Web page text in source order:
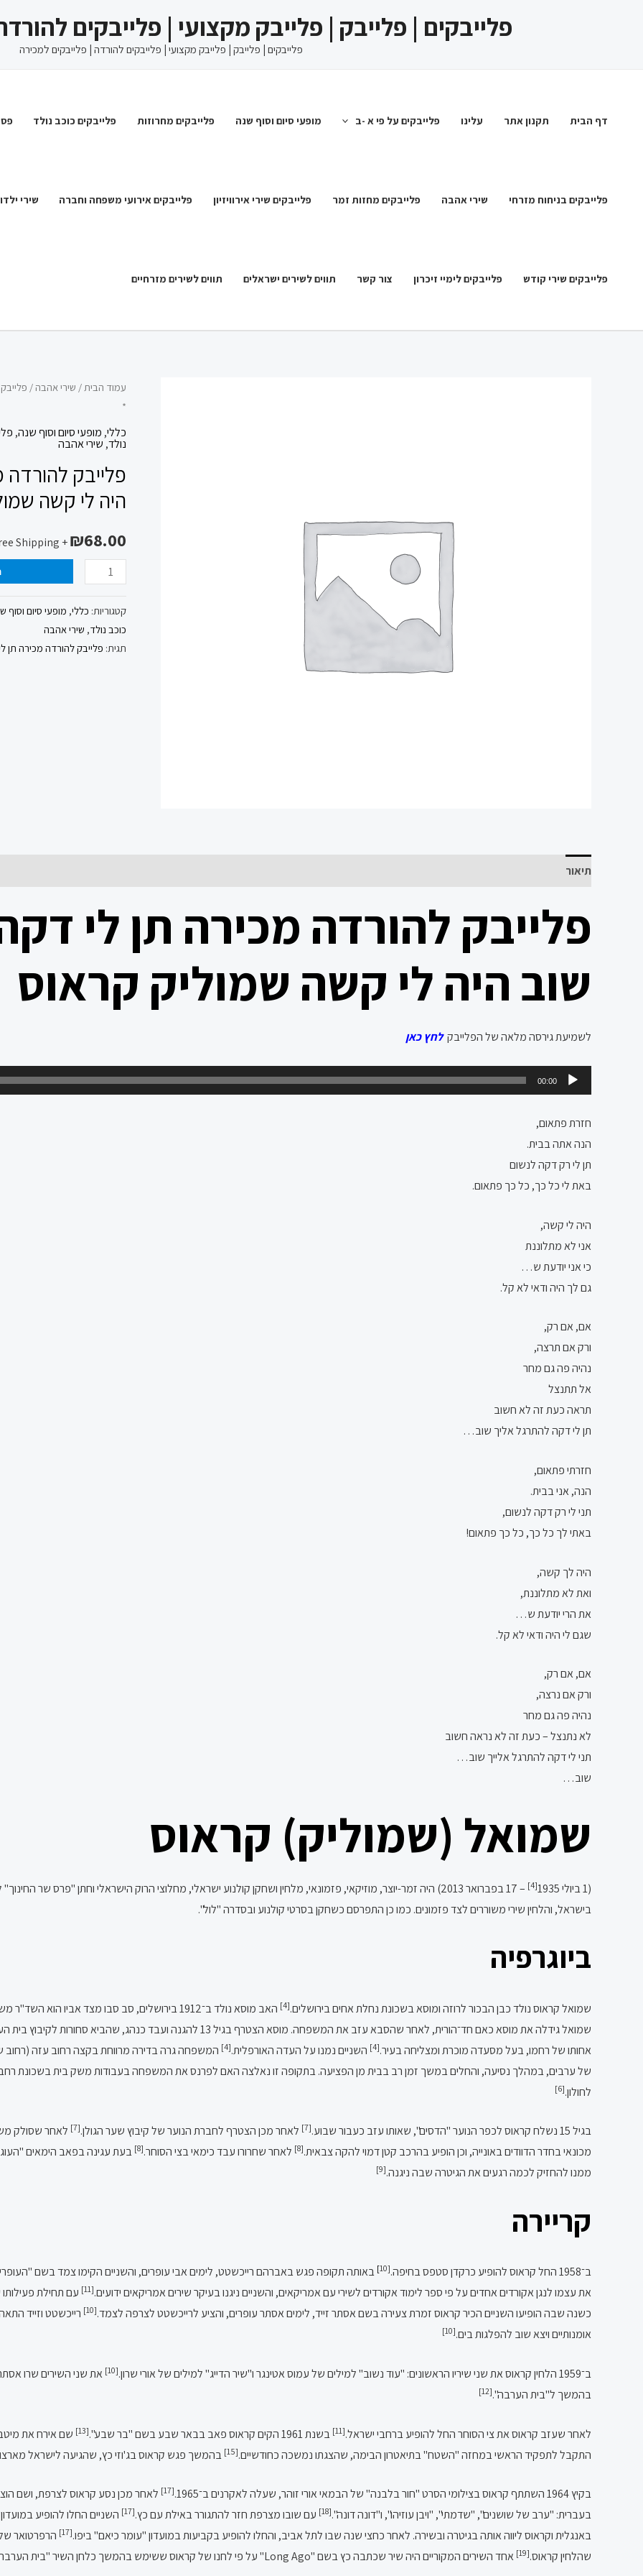
פלייבקים | פלייבק | פלייבק מקצועי | פלייבקים
פלייבקים | פלייבק | פלייבק מקצועי | פלייבקים להורדה | פלייבקים למכירה
דף הבית תקנון אתר עלינו פלייבקים על פי א -ב מופעי סיום וסוף שנה פלייבקים מחרוזות פלייבקים כוכב נולד
פלייבקים בניחוח מזרחי שירי אהבה פלייבקים מחזות זמר פלייבקים שירי אירוויזיון פלייבקים אירועי משפחה וחברה שירי
פלייבקים שירי קודש פלייבקים לימיי זיכרון צור קשר תווים לשירים ישראלים תווים לשירים מזרחיים
עמוד הבית/ שירי אהבה /
*
כללי, מופעי סיום וסוף שנה,
נולד,שירי אהבה
פלייבק
היה לי קשה
₪68.00
+ Free Shipping
כמות
של
פלייבק
להורדה
מכירה
לי
דקה
אליך
היה
לי
קטגוריות: כללי, מופעי סיום וסוף
כוכב נולד, שירי אהבה
תגית: פלייבק להורדה מכירה תן
תיאור
פלייבק להורדה מכירה תן לי
שוב היה לי קשה שמוליק קראוס
לשמיעת גירסה מלאה של הפלייבקלחץ כאן
אודיו
00:00
חזרת פתאום,
הנה אתה בבית.
תן לי רק דקה לנשום
באת לי כל כך, כל כך פתאום.
היה לי קשה,
אני לא מתלוננת
כי אני יודעת ש…
גם לך היה ודאי לא קל.
אם, אם רק,
ורק אם תרצה,
נהיה פה גם מחר
אל תתנצל
תראה כעת זה לא חשוב
תן לי דקה להתרגל אליך שוב…
חזרתי פתאום,
הנה, אני בבית.
תני לי רק דקה לנשום,
באתי לך כל כך, כל כך פתאום!
היה לך קשה,
ואת לא מתלוננת,
את הרי יודעת ש…
שגם לי היה ודאי לא קל.
אם, אם רק,
ורק אם נרצה,
נהיה פה גם מחר
לא נתנצל – כעת זה לא נראה חשוב
תני לי דקה להתרגל אלייך שוב…
שוב…
שמואל (שמוליק) קראוס
(1 ביולי 1935 [4]
בישראל, והלחין שירי משוררים לצד פזמונים. כמו כן התפרסם כשחקן בסרטי קולנוע ובסדרה "לול".
ביוגרפיה
שמואל קראוס נולד כבן הבכור לרוזה ומוסא בשכונת נחלת אחים בירושלים.[4] האב מוסא נולד ב־1912 בירושלים, סב סבו מצד אביו הוא השד"ר משה זקס, מראשוני תלמידי החתם סופר שעלו לארץ.
שמואל גידלה את מוסא כאם חד־הורית, לאחר שהסבא עזב את המשפחה. מוסא הצטרף בגיל 13 להגנה ועבד כנהג, שהביא סחורות לקיבוץ בית הערבה המבודד ולמפעלי ים המלח.
אחותו של רחמו, בעל מסעדה מוכרת ומצליחה בעיר.[4] השניים נמנו על העדה האורפלית.[4]
המשפחה גרה בדירה מרווחת בקצה רחוב עזה (רחוב
לחולון.[6]
בגיל 15 נשלח קראוס לכפר הנוער "הדסים", שאותו עזב כעבור שבוע. [7] לאחר מכן הצטרף לחברת הנוער של קיבוץ שער הגולן.[7] לאחר שסולק
מכונאי בחדר הדוודים באונייה, וכן הופיע בהרכב קטן דמוי להקה צבאית.[8] לאחר שחרורו עבד כימאי בצי הסוחר.[8]
בעת עגינה בפאב הימאים
ממנו להחזיק לכמה רגעים את הגיטרה שבה ניגנה.[9]
קריירה
ב־1958 החל קראוס להופיע כרקדן סטפס בחיפה. [10
] באותה תקופה פגש באברהם רייכשטט, לימים אבי עופרים, והשניים הקימו צמד בשם
את עצמו לנגן אקורדים אחדים על פי ספר לימוד אקורדים לשירי עם אמריקאים, והשניים ניגנו בעיקר שירים אמריקאים ידועים.[11] עם תחילת
כשנה שבה הופיעו השניים הכיר קראוס זמרת צעירה בשם אסתר זייד, לימים אסתר עופרים, והציע לרייכשטט לצרפה לצמד.[10]
רייכשטט וזייד
אומנותיים ויצא שוב להפלגות בים.[10]
ב־1959 הלחין קראוס את שני שיריו הראשונים: "עוד נשוב" למילים של עמוס אטינגר ו"שיר הדייג" למילים של אורי שרון. [10]
את שני השירים שרו
בהמשך ל"בית הערבה".[12]
לאחר שעזב קראוס את צי הסוחר החל להופיע ברחבי ישראל.[11] בשנת 1961 הקים קראוס פאב בבאר שבע בשם "בר שבע". [13] שם אירח את מיטב
התקבל לתפקיד הראשי במחזה "השטח" בתיאטרון הבימה, שהצגתו נמשכה כחודשיים.[15] בהמשך פגש קראוס בג'וזי כץ, שהגיעה לישראל
בקיץ 1964 השתתף קראוס בצילומי הסרט "חור בלבנה" של הבמאי אורי זוהר, שעלה לאקרנים ב־1965. [17]
בעברית: "ערב של שושנים", "שדמתי", "ויבן עוזיהו", ו"דונה דונה".[18] עם שובו מצרפת חזר להתגורר באילת עם כץ.[17] השניים החלו להופיע
באנגלית וקראוס ליווה אותה בגיטרה ובשירה. לאחר כחצי שנה שבו לתל אביב, והחלו להופיע בקביעות במועדון "עומר כיאם" ביפו.[17]
הרפרטואר
שהלחין קראוס.[19] אחד השירים המקוריים היה שיר שכתבה כץ בשם "Long Ago" על פי לחנו של קראוס ששימש בהמשך כלחן השיר "בית הערבה".